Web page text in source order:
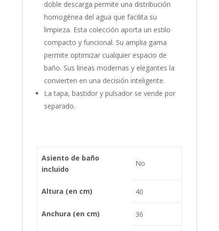
doble descarga permite una distribución
homogénea del agua que facilita su
limpieza. Esta colección aporta un estilo
compacto y funcional. Su amplia gama
permite optimizar cualquier espacio de
baño. Sus lineas modernas y elegantes la
convierten en una decisión inteligente.
La tapa, bastidor y pulsador se vende por
separado.
Asiento de baño
incluido
No
Altura (en cm) 40
Anchura (en cm) 36